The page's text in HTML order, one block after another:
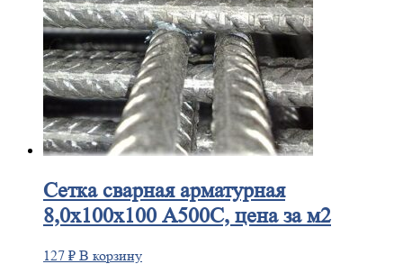
Сеткасварная арматурная
8,0х100х100 А500С, цена за м2
127 ₽ В корзину